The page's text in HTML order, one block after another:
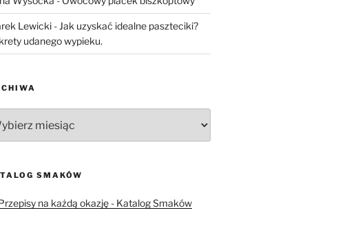
Lewicki- Jak uzyskać idealne paszteciki?
udanego wypieku.
SMAKÓW